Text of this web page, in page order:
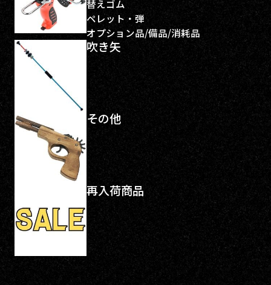
替えゴム
ペレット・弾
オプション品/備品/消耗品
吹き矢
その他
再入荷商品